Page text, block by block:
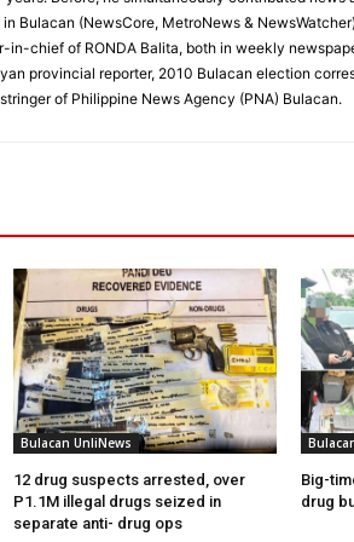
Bulacan (NewsCore, MetroNews &
in-chief of RONDA Balita, both in weekly
provincial reporter, 2010 Bulacan election
of Philippine News Agency (PNA) Bulacan.
Bulacan UnliNews
12 drug suspects arrested, over
P1.1M illegal drugs seized in
separate anti- drug ops
Big-
drug